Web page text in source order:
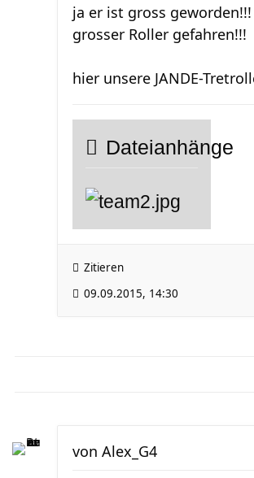
ja er ist gross
grosser Roller gefahren!!!
hier unsere JANDE-
Dateianhänge
Zitieren
09.09.2015, 14:30
von Alex_G4